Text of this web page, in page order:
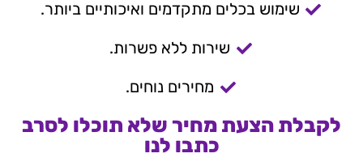
שימוש בכלים מתקדמים ואיכותיים ביותר.
שירות ללא פשרות.
מחירים נוחים.
לקבלת הצעת מחיר שלא תוכלו לסרב
כתבו לנו